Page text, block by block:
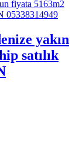
yakın
satılık